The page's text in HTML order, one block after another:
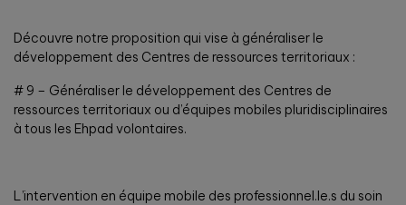
Découvre notre proposition qui vise à généraliser le
développement des Centres de ressources territoriaux :
# 9 – Généraliser le développement des Centres de
ressources territoriaux ou d’équipes mobiles pluridisciplinaires
à tous les Ehpad volontaires.
L’intervention en équipe mobile des professionnel.le.s du soin